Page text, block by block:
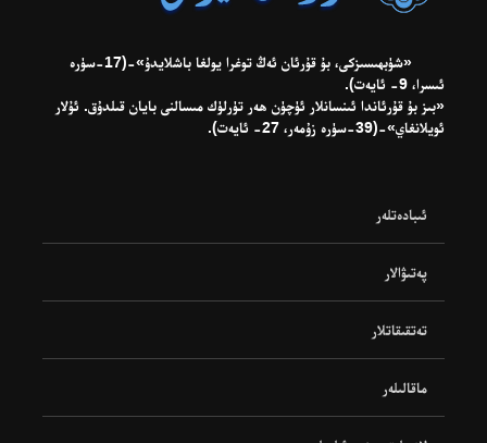
«شۈبھىسىزكى، بۇ قۇرئان ئەڭ توغرا يولغا باشلايدۇ»-(17-سۈرە
ئىسرا، 9- ئايەت).
«بىز بۇ قۇرئاندا ئىنسانلار ئۈچۈن ھەر تۈرلۈك مىسالنى بايان قىلدۇق. ئۇلار
ئويلانغاي»-(39-سۈرە زۇمەر، 27- ئايەت).
ئىبادەتلەر
پەتىۋالار
تەتقىقاتلار
ماقالىلەر